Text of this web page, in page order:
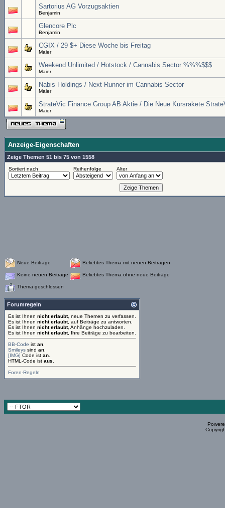
Sartorius AG Vorzugsaktien
Benjamin
Glencore Plc
Benjamin
CGIX / 29 $+ Diese Woche bis Freitag
Maier
Weekend Unlimited / Hotstock / Cannabis Sector %%%$$$
Maier
Nabis Holdings / Next Runner im Cannabis Sector
Maier
StrateVic Finance Group AB Aktie / Die Neue Kursrakete
Maier
Anzeige-Eigenschaften
Zeige Themen 51 bis 75 von 1558
Sortiert nach Reihenfolge Alter
Neue Beiträge Beliebtes Thema mit neuen Beiträgen
Keine neuen Beiträge Beliebtes Thema ohne neue Beiträge
Thema geschlossen
Forumregeln
Es ist Ihnen nicht erlaubt, neue Themen zu verfassen.
Es ist Ihnen nicht erlaubt, auf Beiträge zu antworten.
Es ist Ihnen nicht erlaubt, Anhänge hochzuladen.
Es ist Ihnen nicht erlaubt, Ihre Beiträge zu bearbeiten.
BB-Code ist an
Smileys sind an
[IMG] Code ist an
HTML-Code ist aus
Foren-Regeln